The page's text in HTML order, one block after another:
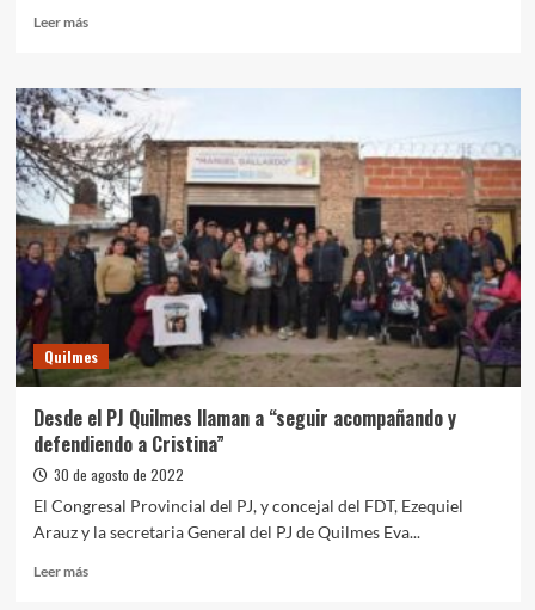
Leer másLeer
Alberto
Fernández:
“Debemos
convertir
a
Bariloche
en
la
capital
nacional
de
la
ciencia
y
tecnología”
Quilmes
Desde el PJ Quilmes llaman a “seguir acompañando y
defendiendo a Cristina”
30 de agosto de 2022
El Congresal Provincial del PJ, y concejal del FDT, Ezequiel
Arauz y la secretaria General del PJ de Quilmes Eva...
Leer másLeer